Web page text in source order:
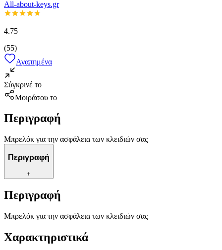
All-about-keys.gr
4.75
(55)
Αγαπημένα
Σύγκρινέ το
Μοιράσου το
Περιγραφή
Μπρελόκ για την ασφάλεια των κλειδιών σας
Περιγραφή
+
Περιγραφή
Μπρελόκ για την ασφάλεια των κλειδιών σας
Χαρακτηριστικά